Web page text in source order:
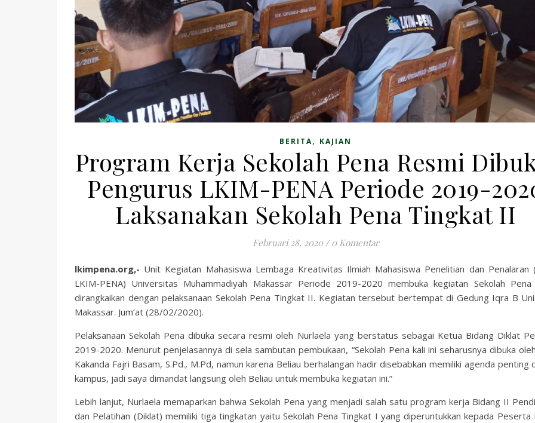
BERITA, KAJIAN
Program Kerja Sekolah Pena Resmi
Pengurus LKIM-PENA Periode 2019-
Laksanakan Sekolah Pena Tingkat II
Februari 28, 2020 / 0 Komentar
lkimpena.org,- Unit Kegiatan Mahasiswa Lembaga Kreativitas Ilmiah Mahasiswa Penelitian dan Penalaran
LKIM-PENA) Universitas Muhammadiyah Makassar Periode 2019-2020 membuka kegiatan Sekolah
dirangkaikan dengan pelaksanaan Sekolah Pena Tingkat II. Kegiatan tersebut bertempat di Gedung Iqra B
Makassar. Jum’at (28/02/2020).
Pelaksanaan Sekolah Pena dibuka secara resmi oleh Nurlaela yang berstatus sebagai Ketua Bidang Diklat
2019-2020. Menurut penjelasannya di sela sambutan pembukaan, “Sekolah Pena kali ini seharusnya dibuka
Kakanda Fajri Basam, S.Pd., M.Pd, namun karena Beliau berhalangan hadir disebabkan memiliki agenda penting
kampus, jadi saya dimandat langsung oleh Beliau untuk membuka kegiatan ini.”
Lebih lanjut, Nurlaela memaparkan bahwa Sekolah Pena yang menjadi salah satu program kerja Bidang II
dan Pelatihan (Diklat) memiliki tiga tingkatan yaitu Sekolah Pena Tingkat I yang diperuntukkan kepada Peserta